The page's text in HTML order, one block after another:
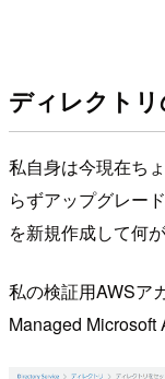
ディレクト
私自身は今現在ち
らずアップグレー
を新規作成して何
私の検証用AWSア
Managed Microsoft